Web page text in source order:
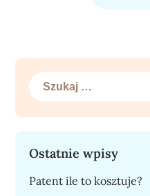
Szukaj:
Ostatnie wpisy
Patent ile to kosztuje?